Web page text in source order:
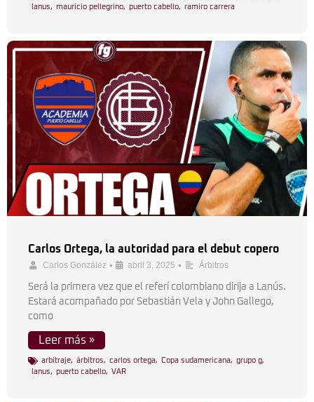
lanus, mauricio pellegrino, puerto cabello, ramiro carrera
Carlos Ortega, la autoridad para el debut copero
Carlos González • abril 3, 2025 • Árbitros
Será la primera vez que el referí colombiano dirija a Lanús.
Estará acompañado por Sebastián Vela y John Gallego,
como
Leer más »
arbitraje, árbitros, carlos ortega, Copa sudamericana, grupo g,
lanus, puerto cabello, VAR